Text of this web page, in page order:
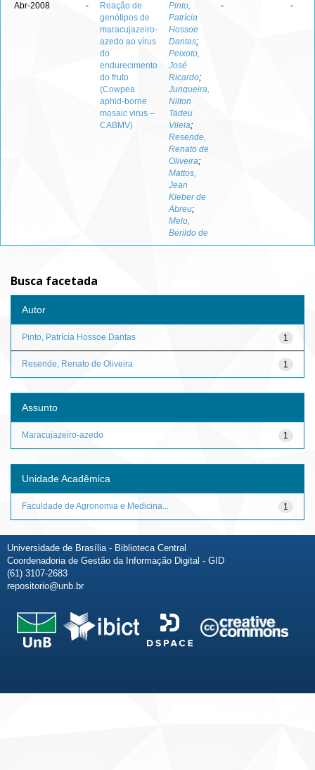
Abr-2008 -
Reação de
genótipos de
maracujazeiro-
azedo ao vírus
do
endurecimento
do fruto
(Cowpea
aphid-borne
mosaic virus –
CABMV)
Pinto,
Patrícia
Hossoe
Dantas;
Peixoto,
José
Ricardo;
Junqueira,
Nilton
Tadeu
Vilela;
Resende,
Renato de
Oliveira;
Mattos,
Jean
Kleber de
Abreu;
Melo,
Berildo de
- -
Busca facetada
Autor
1
Pinto, Patrícia Hossoe Dantas
1
Resende, Renato de Oliveira
Assunto
1
Maracujazeiro-azedo
Unidade Acadêmica
1
Faculdade de Agronomia e Medicina...
Universidade de Brasília - Biblioteca Central
Coordenadoria de Gestão da Informação Digital - GID
(61) 3107-2683
repositorio@unb.br